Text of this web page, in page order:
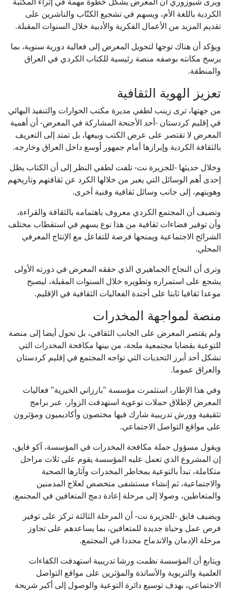
الكردية باللغة الأم، ويسهم في تشجيع الكتّاب والناشرين على
تقديم المزيد من الأعمال الفكرية والأدبية خلال السنوات المقبلة.
ويؤكد أن هناك توجها لتحويل المعرض إلى فعالية دورية سنوية، بما
يرسخ مكانته بوصفه منصة رئيسية للكتاب الكردي في العراق
والمنطقة.
تعزيز الهوية الثقافية
من جهتها، ترى زينب لطفي مديرة مكتب الحوارات والتنفيذ البهائي
في إقليم كردستان -أحد الأجنحة المشاركة في المعرض- أن أهمية
المعرض لا تقتصر على عرض الكتب وبيعها، بل تمتد إلى التعريف
بالثقافة الكردية وإبرازها أمام جمهور أوسع داخل العراق وخارجه.
وخلال حديثها -للجزيرة نت- تلفت لطفي النظر إلى أن الكتاب يظل
إحدى أهم الوسائل التي يعبر من خلالها الكرد عن ثقافتهم وتاريخهم
وهويتهم، إلى جانب وسائل ثقافية وفنية أخرى.
وتضيف أن المجتمع الكردي معروف باهتمامه بالثقافة والقراءة،
وأن توفير فضاءات ثقافية من هذا نوع يسهم في استقطاب مختلف
الشرائح الاجتماعية ويمنحها فرصة للتفاعل مع الإنتاج المعرفي
المحلي.
وترى أن النجاح الجماهيري الذي حققه المعرض في دورته الأولى
يشجع على استمراره وتطويره خلال السنوات المقبلة، ليصبح
موعدا ثقافيا ثابتا على أجندة الفعاليات الثقافية في الإقليم.
منصة لمواجهة المخدرات
ولم يقتصر المعرض على الجانب الثقافي، بل تحول أيضا إلى منصة
للتوعية بقضايا مجتمعية ملحة، من بينها مكافحة المخدرات التي
تشكل أحد أبرز التحديات التي تواجه المجتمع في إقليم كردستان
والعراق عموما.
وفي هذا الإطار، استثمرت مؤسسة "بارزاني الخيرية" فعاليات
المعرض لإطلاق حملات توعوية استهدفت الزوار، عبر برامج
تثقيفية وورش تدريبية شارك فيها مختصون وأكاديميون ومؤثرون
على مواقع التواصل الاجتماعي.
ويقول مسؤول حملة مكافحة المخدرات في المؤسسة، آكو فايق،
إن المشروع الذي تعمل عليه المؤسسة يقوم على ثلاث مراحل
متكاملة، تبدأ بالتوعية بمخاطر المخدرات وآثارها الصحية
والاجتماعية، ثم إنشاء مستشفى متخصص لعلاج المدمنين
والمتعاطين، وصولا إلى مرحلة إعادة دمج المتعافين في المجتمع.
ويضيف فايق -للجزيرة نت- أن المرحلة الثالثة تركز على توفير
فرص عمل وحياة جديدة للمتعافين، بما يساعدهم على تجاوز
مرحلة الإدمان والاندماج مجددا في المجتمع.
ويتابع أن المؤسسة نظمت ورشا تدريبية استهدفت الكفاءات
العلمية والتربوية والأساتذة والمؤثرين على مواقع التواصل
الاجتماعي، بهدف توسيع دائرة التوعية والوصول إلى أكبر شريحة